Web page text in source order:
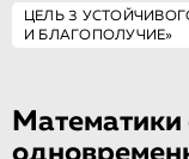
ЦЕЛЬ 3
И БЛАГОПОЛУЧИЕ»